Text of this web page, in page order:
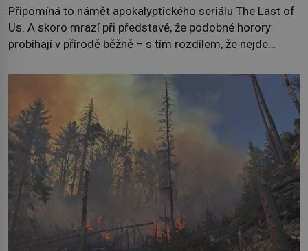
Připomíná to námět apokalyptického seriálu The Last of
Us. A skoro mrazí při představě, že podobné horory
probíhají v přírodě běžně – s tím rozdílem, že nejde
dokáže ovládat jen vývojově nesrovnatelně jednodušší
živočichy, než je člověk. Najít skutečné zombie není nic
nemožného ani v naší přírodě. […]